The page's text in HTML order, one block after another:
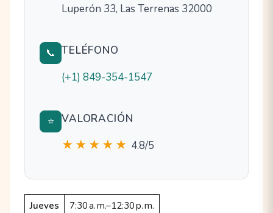
Luperón 33, Las Terrenas 32000
📞 TELÉFONO
(+1) 849-354-1547
⭐ VALORACIÓN
★★★★★ 4.8/5
Jueves 7:30 a. m.–12:30 p. m.